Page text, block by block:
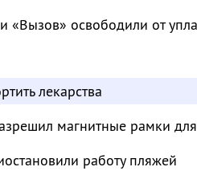
«Вызов» освободили от
лекарства
магнитные рамки
работу пляжей